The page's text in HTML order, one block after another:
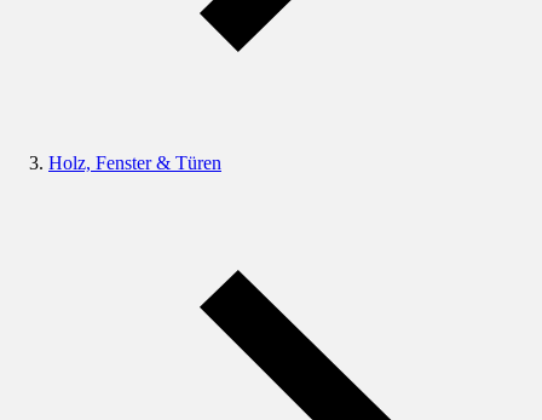
Holz, Fenster & Türen